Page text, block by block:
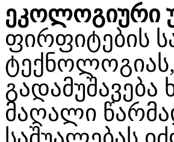
ეკოლოგიური
ფირფიტების
მაღალი